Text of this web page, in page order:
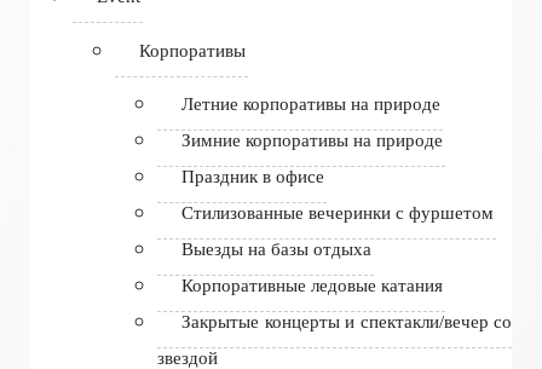
Корпоративы
Летние корпоративы на природе
Зимние корпоративы на природе
Праздник в офисе
Стилизованные вечеринки с фуршетом
Выезды на базы отдыха
Корпоративные ледовые катания
Закрытые концерты и спектакли/вечер со
звездой